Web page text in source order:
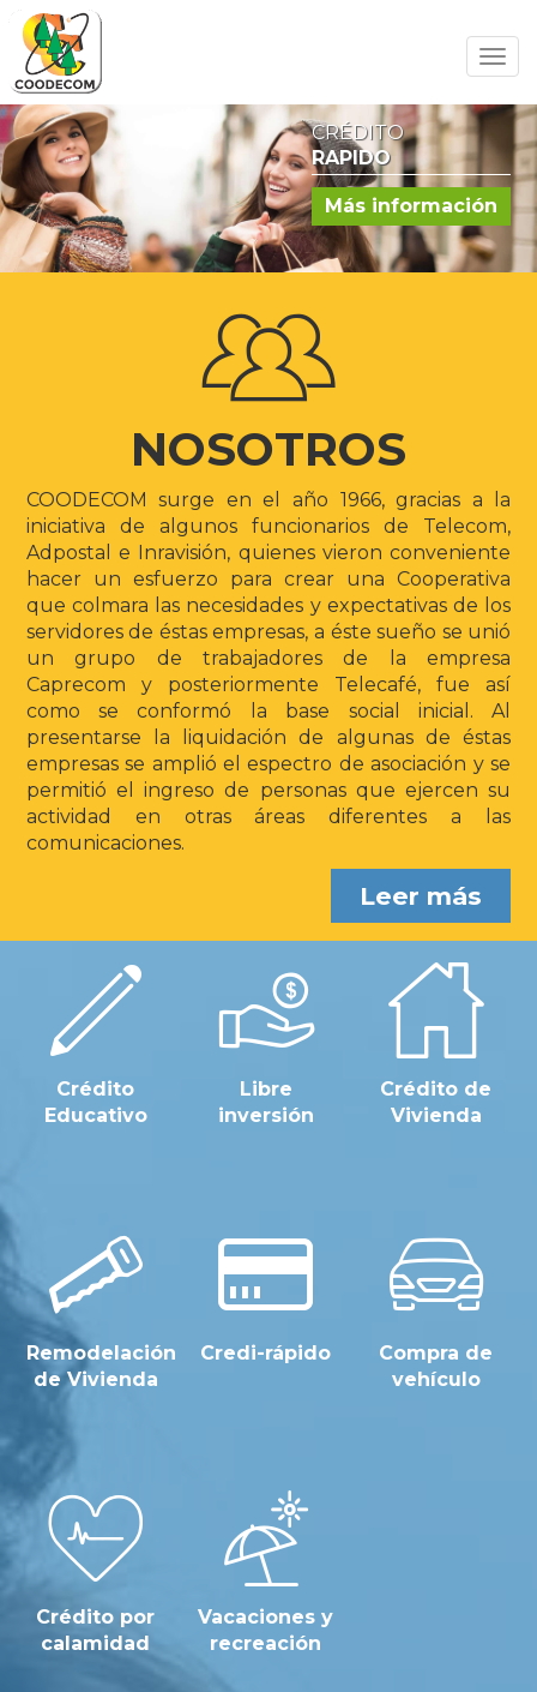
Pasar
contenido
principal
CRÉDITO
RAPIDO
Más información
NOSOTROS
COODECOM surge en el año 1966, gracias a la
iniciativa de algunos funcionarios de Telecom,
Adpostal e Inravisión, quienes vieron conveniente
hacer un esfuerzo para crear una Cooperativa
que colmara las necesidades y expectativas de los
servidores de éstas empresas, a éste sueño se unió
un grupo de trabajadores de la empresa
Caprecom y posteriormente Telecafé, fue así
como se conformó la base social inicial. Al
presentarse la liquidación de algunas de éstas
empresas se amplió el espectro de asociación y se
permitió el ingreso de personas que ejercen su
actividad en otras áreas diferentes a las
comunicaciones.
Leer más
Crédito
Educativo
Libre
inversión
Crédito de
Vivienda
Remodelación
de Vivienda
Credi-rápido
Compra de
vehículo
Crédito por
calamidad
Vacaciones y
recreación